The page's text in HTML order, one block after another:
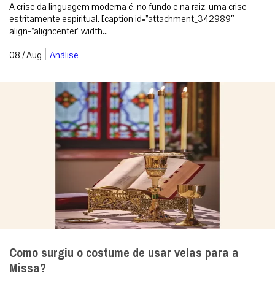
A crise da linguagem moderna é, no fundo e na raiz, uma crise
estritamente espiritual. [caption id=”attachment_342989″
align=”aligncenter” width...
08 / Aug | Análise
Como surgiu o costume de usar velas para a
Missa?